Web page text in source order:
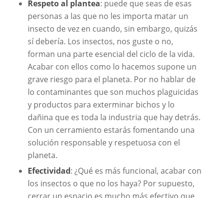
Respeto al plantea: puede que seas de esas
personas a las que no les importa matar un
insecto de vez en cuando, sin embargo, quizás
sí debería. Los insectos, nos guste o no,
forman una parte esencial del ciclo de la vida.
Acabar con ellos como lo hacemos supone un
grave riesgo para el planeta. Por no hablar de
lo contaminantes que son muchos plaguicidas
y productos para exterminar bichos y lo
dañina que es toda la industria que hay detrás.
Con un cerramiento estarás fomentando una
solución responsable y respetuosa con el
planeta.
Efectividad: ¿Qué es más funcional, acabar con
los insectos o que no los haya? Por supuesto,